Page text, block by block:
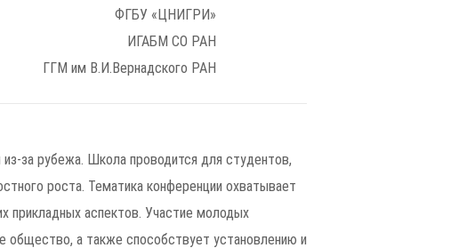
ФГБУ «ЦНИГРИ»
ИГАБМ СО РАН
ГГМ им В.И.Вернадского РАН
за рубежа. Школа проводится для студентов,
роста. Тематика конференции охватывает
прикладных аспектов. Участие молодых
общество, а также способствует установлению и